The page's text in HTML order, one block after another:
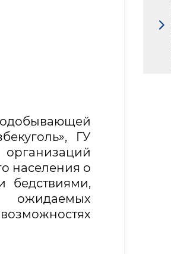
ГУ
населения о
бедствиями,
ожидаемых